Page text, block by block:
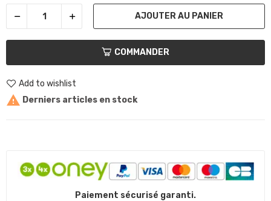
AJOUTER AU PANIER
COMMANDER
Add to wishlist
 Derniers articles en stock
Paiement sécurisé garanti.